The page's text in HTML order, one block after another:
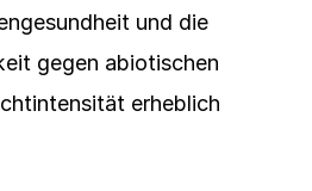
und die
gegen abiotischen
erheblich